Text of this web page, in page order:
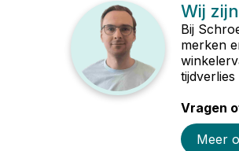
Wij
Bij
merken
Vragen
Meer